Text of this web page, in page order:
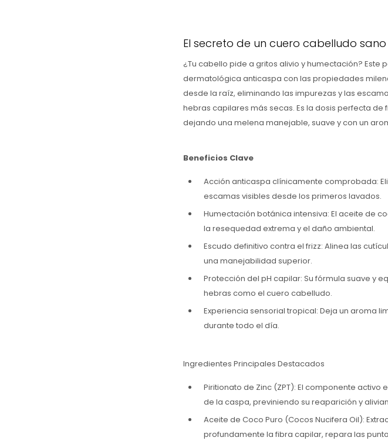
El secreto de un cuero cabelludo
¿Tu cabello pide a gritos alivio y humectación?
dermatológica anticaspa con las propiedades
desde la raíz, eliminando las impurezas y las
hebras capilares más secas. Es la dosis perfecta
dejando una melena manejable, suave y con un
Beneficios Clave
Acción anticaspa clínicamente comprobada:
escamas visibles desde los primeros lavados.
Humectación botánica intensiva: El aceite de
la resequedad extrema y el daño ambiental.
Escudo definitivo contra el frizz: Alinea las
una manejabilidad superior.
Protección del pH capilar: Su fórmula suave y
hebras como el cuero cabelludo.
Experiencia sensorial tropical: Deja un aroma
durante todo el día.
Ingredientes Principales Destacados
Piritionato de Zinc (ZPT): El componente
de la caspa, previniendo su reaparición y
Aceite de Coco Puro (Cocos Nucifera Oil):
profundamente la fibra capilar, repara las